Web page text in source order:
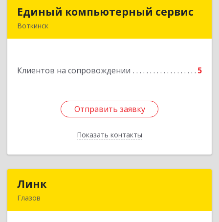
Единый компьютерный сервис
Воткинск
Клиентов на сопровождении 5
Отправить заявку
Показать контакты
Единый компьютерный сервис
Отправить заявку
Назад
Линк
Глазов